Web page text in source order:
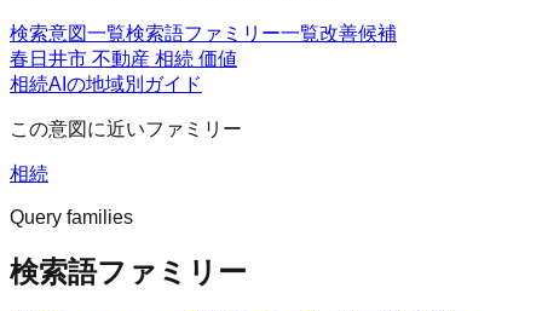
検索意図一覧検索語ファミリー一覧改善候補
春日井市 不動産 相続 価値
相続AIの地域別ガイド
この意図に近いファミリー
相続
Query families
検索語ファミリー